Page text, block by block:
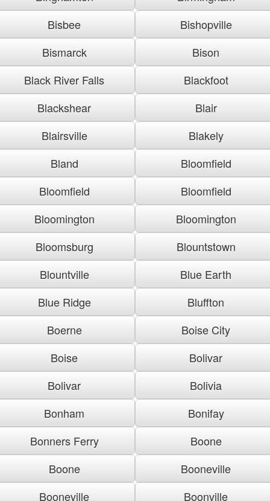
Bisbee
Bishopville
Bismarck
Bison
Black River Falls
Blackfoot
Blackshear
Blair
Blairsville
Blakely
Bland
Bloomfield
Bloomfield
Bloomfield
Bloomington
Bloomington
Bloomsburg
Blountstown
Blountville
Blue Earth
Blue Ridge
Bluffton
Boerne
Boise City
Boise
Bolivar
Bolivar
Bolivia
Bonham
Bonifay
Bonners Ferry
Boone
Boone
Booneville
Booneville
Boonville